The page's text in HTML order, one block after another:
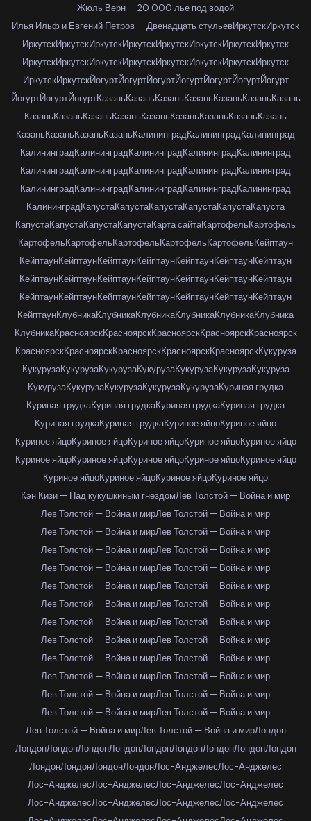
Жюль Верн — 20 000 лье под водой
Илья Ильф и Евгений Петров — Двенадцать стульевИркутскИркутск
ИркутскИркутскИркутскИркутскИркутскИркутскИркутскИркутск
ИркутскИркутскИркутскИркутскИркутскИркутскИркутскИркутск
ИркутскИркутскЙогуртЙогуртЙогуртЙогуртЙогуртЙогуртЙогурт
ЙогуртЙогуртЙогуртКазаньКазаньКазаньКазаньКазаньКазаньКазань
КазаньКазаньКазаньКазаньКазаньКазаньКазаньКазаньКазань
КазаньКазаньКазаньКазаньКалининградКалининградКалининград
КалининградКалининградКалининградКалининградКалининград
КалининградКалининградКалининградКалининградКалининград
КалининградКалининградКалининградКалининградКалининград
КалининградКапустаКапустаКапустаКапустаКапустаКапуста
КапустаКапустаКапустаКапустаКарта сайтаКартофельКартофель
КартофельКартофельКартофельКартофельКартофельКейптаун
КейптаунКейптаунКейптаунКейптаунКейптаунКейптаунКейптаун
КейптаунКейптаунКейптаунКейптаунКейптаунКейптаунКейптаун
КейптаунКейптаунКейптаунКейптаунКейптаунКейптаунКейптаун
КейптаунКлубникаКлубникаКлубникаКлубникаКлубникаКлубника
КлубникаКрасноярскКрасноярскКрасноярскКрасноярскКрасноярск
КрасноярскКрасноярскКрасноярскКрасноярскКрасноярскКукуруза
КукурузаКукурузаКукурузаКукурузаКукурузаКукурузаКукуруза
КукурузаКукурузаКукурузаКукурузаКукурузаКуриная грудка
Куриная грудкаКуриная грудкаКуриная грудкаКуриная грудка
Куриная грудкаКуриная грудкаКуриное яйцоКуриное яйцо
Куриное яйцоКуриное яйцоКуриное яйцоКуриное яйцоКуриное яйцо
Куриное яйцоКуриное яйцоКуриное яйцоКуриное яйцоКуриное яйцо
Куриное яйцоКуриное яйцоКуриное яйцоКуриное яйцо
Кэн Кизи — Над кукушкиным гнездомЛев Толстой — Война и мир
Лев Толстой — Война и мирЛев Толстой — Война и мир
Лев Толстой — Война и мирЛев Толстой — Война и мир
Лев Толстой — Война и мирЛев Толстой — Война и мир
Лев Толстой — Война и мирЛев Толстой — Война и мир
Лев Толстой — Война и мирЛев Толстой — Война и мир
Лев Толстой — Война и мирЛев Толстой — Война и мир
Лев Толстой — Война и мирЛев Толстой — Война и мир
Лев Толстой — Война и мирЛев Толстой — Война и мир
Лев Толстой — Война и мирЛев Толстой — Война и мир
Лев Толстой — Война и мирЛев Толстой — Война и мир
Лев Толстой — Война и мирЛев Толстой — Война и мир
Лев Толстой — Война и мирЛев Толстой — Война и мир
Лев Толстой — Война и мирЛев Толстой — Война и мирЛондон
ЛондонЛондонЛондонЛондонЛондонЛондонЛондонЛондонЛондон
ЛондонЛондонЛондонЛондонЛос-АнджелесЛос-Анджелес
Лос-АнджелесЛос-АнджелесЛос-АнджелесЛос-Анджелес
Лос-АнджелесЛос-АнджелесЛос-АнджелесЛос-Анджелес